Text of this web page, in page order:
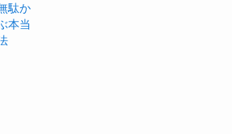
駄か
本当